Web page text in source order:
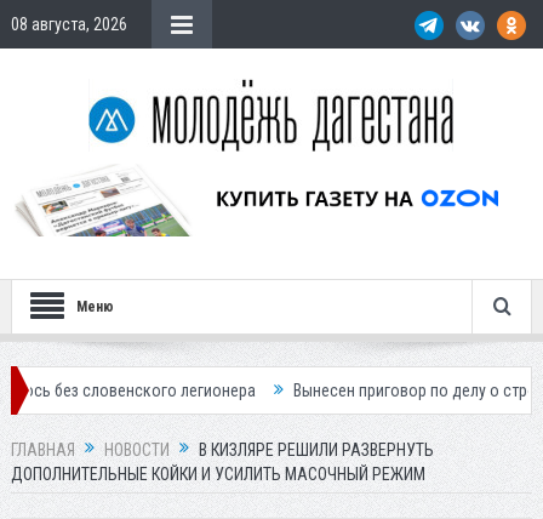
08 августа, 2026
Меню
легионера Вынесен приговор по делу о строительстве
ГЛАВНАЯ НОВОСТИ
В КИЗЛЯРЕ РЕШИЛИ РАЗВЕРНУТЬ
ДОПОЛНИТЕЛЬНЫЕ КОЙКИ И УСИЛИТЬ МАСОЧНЫЙ РЕЖИМ